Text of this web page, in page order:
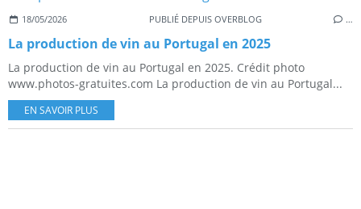
18/05/2026 PUBLIÉ DEPUIS OVERBLOG …
La production de vin au Portugal en 2025
La production de vin au Portugal en 2025. Crédit photo
www.photos-gratuites.com La production de vin au Portugal...
EN SAVOIR PLUS